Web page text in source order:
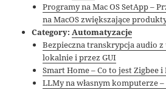
Programy na Mac OS SetApp –
na MacOS zwiększające
Category:Automatyzacje
Bezpieczna transkrypcja audio
lokalnie i przez GUI
Smart Home – Co to jest Zigbee
LLMy na własnym komputerze –